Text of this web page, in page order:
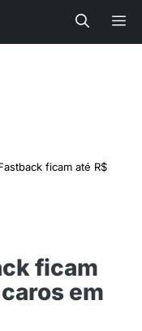
ficam até R$
ficam
em